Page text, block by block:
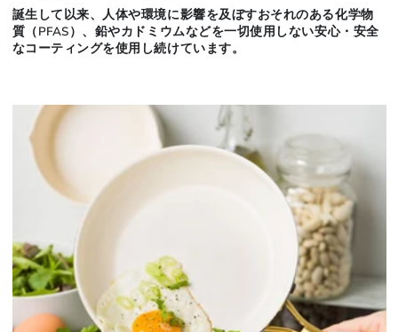
誕生して以来、人体や環境に影響を及ぼすおそれのある化学物
質（PFAS）、鉛やカドミウムなどを一切使用しない安心・安全
なコーティングを使用し続けています。